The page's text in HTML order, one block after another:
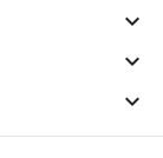
keyboard_arrow_down

